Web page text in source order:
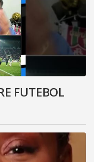
FUTEBOL